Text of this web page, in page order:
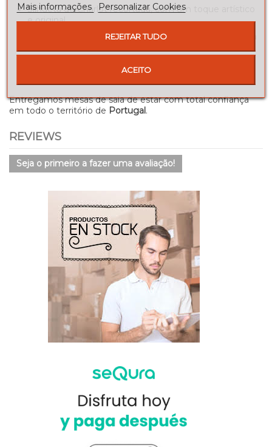
Silhueta de Charlot recortada, com um toque artístico
e original.
Disponível em várias cores para se adaptar ao estilo da
Entregamos mesas de sala de estar com total confiança
em todo o território de Portugal.
REVIEWS
Seja o primeiro a fazer uma avaliação!
Mais informações
Personalizar Cookies
REJEITAR TUDO
ACEITO